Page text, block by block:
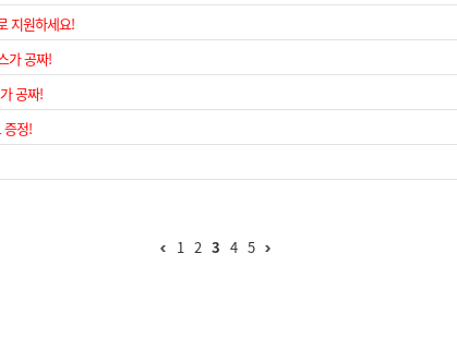
지원하세요!
가 공짜!
공짜!
증정!
1 2 3 4 5